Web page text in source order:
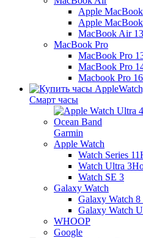
Apple
Apple
MacBook Air
MacBook Pro
MacBook Pro
MacBook Pro
Macbook Pro
Смарт часы
Garmin
Apple Watch
Watch Series 11
Watch Ultra 3
Watch SE 3
Galaxy Watch
Galaxy Watch 8
Galaxy Watch
WHOOP
Google